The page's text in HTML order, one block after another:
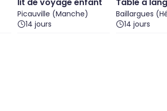
Picauville (Manche)
14 jours
Baillargues
14 jours